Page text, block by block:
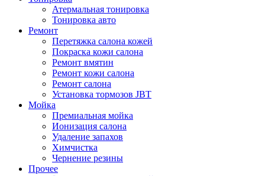
Атермальная тонировка
Тонировка авто
Ремонт
Перетяжка салона кожей
Покраска кожи салона
Ремонт вмятин
Ремонт кожи салона
Ремонт салона
Установка тормозов JBT
Мойка
Премиальная мойка
Ионизация салона
Удаление запахов
Химчистка
Чернение резины
Прочее